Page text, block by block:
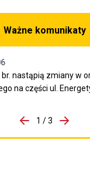
Ważne komunikaty
br. nastąpią zmiany w
na części ul.
1 / 3